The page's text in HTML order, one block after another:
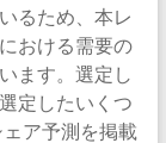
るため、本レ
おける需要の
ます。選定し
定したいくつ
ア予測を掲載